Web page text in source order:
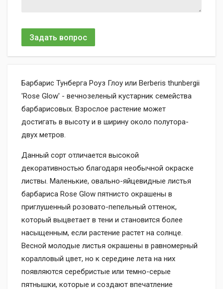
Задать вопрос
Барбарис Тунберга Роуз Глоу или Berberis thunbergii
'Rose Glow' - вечнозеленый кустарник семейства
барбарисовых. Взрослое растение может
достигать в высоту и в ширину около полутора-
двух метров.
Данный сорт отличается высокой
декоративностью благодаря необычной окраске
листвы. Маленькие, овально-яйцевидные листья
барбариса Rose Glow пятнисто окрашены в
приглушенный розовато-пепельный оттенок,
который выцветает в тени и становится более
насыщенным, если растение растет на солнце.
Весной молодые листья окрашены в равномерный
коралловый цвет, но к середине лета на них
появляются серебристые или темно-серые
пятнышки, которые и создают впечатление